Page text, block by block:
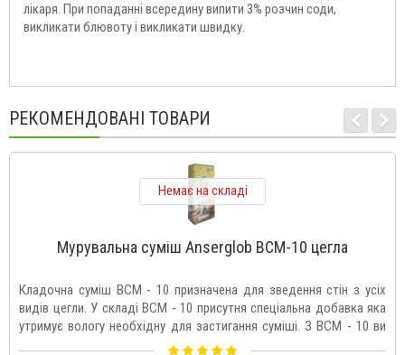
лікаря. При попаданні всередину випити 3% розчин соди,
викликати блювоту і викликати швидку.
РЕКОМЕНДОВАНІ ТОВАРИ
Немає на складі
Мурувальна суміш Anserglob ВСМ-10 цегла
Кладочна суміш BCM - 10 призначена для зведення стін з усіх
видів цегли. У складі BCM - 10 присутня спеціальна добавка яка
утримує вологу необхідну для застигання суміші. З BCM - 10 ви
забудете про вивітрювання швів , усадку розтріскування і